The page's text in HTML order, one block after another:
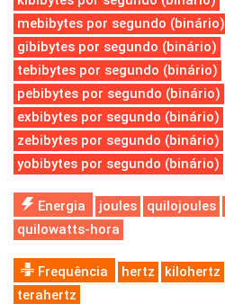
mebibytes por segundo (binário)
gibibytes por segundo (binário)
tebibytes por segundo (binário)
pebibytes por segundo (binário)
exbibytes por segundo (binário)
zebibytes por segundo (binário)
yobibytes por segundo (binário)
Energia joules quilojoules
quilowatts-hora
Frequência hertz kilohertz
terahertz